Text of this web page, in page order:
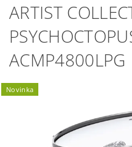
ARTIST
ACMP4800LPG
Novinka